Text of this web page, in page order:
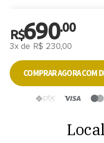
R$690.00
3x de R$ 230,00
COMPRAR AGORA COM